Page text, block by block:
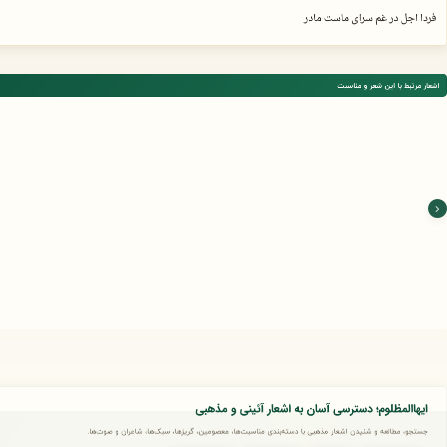
فردا اجل در غم سرای ماست مادر
اشعار مرتبط با این شعر و مناسبت
ایهاالمظلوم؛ دسترسی آسان به اشعار آئینی و مذهبی
جستجو، مطالعه و شنیدن اشعار مذهبی با دسته‌بندی مناسبت‌ها، معصومین، گریزها، سبک‌ها، شاعران و صوت‌ها.